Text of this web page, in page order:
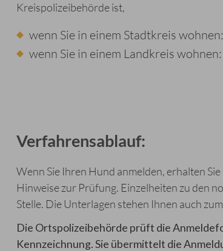
Kreispolizeibehörde ist,
wenn Sie in einem Stadtkreis
wenn Sie in einem Landkreis
Verfahrensablauf:
Wenn Sie Ihren Hund anmelden, erhalten
Hinweise zur Prüfung. Einzelheiten zu den
Stelle. Die Unterlagen stehen Ihnen auch
Die Ortspolizeibehörde prüft die
Kennzeichnung. Sie übermittelt die